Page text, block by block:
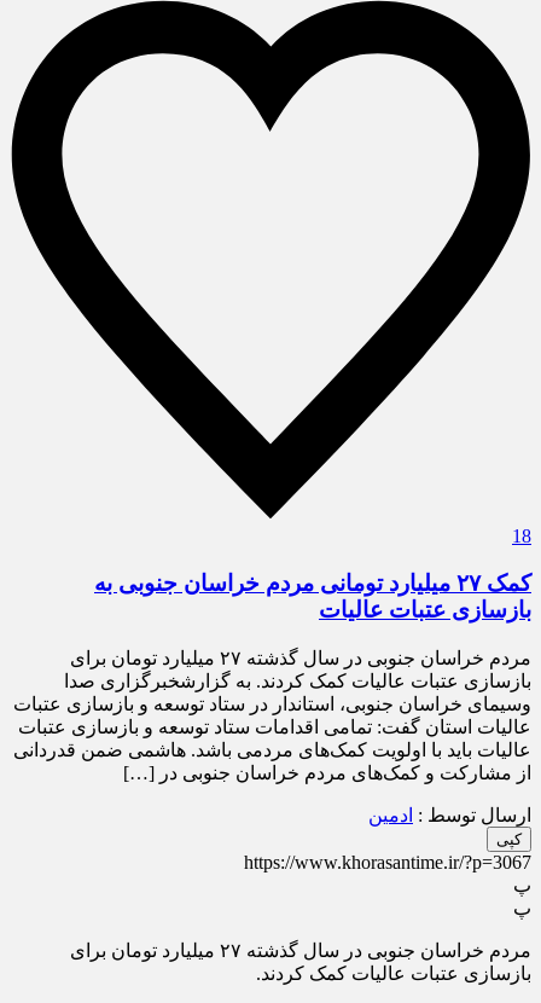
18
کمک ۲۷ میلیارد تومانی مردم خراسان جنوبی به
بازسازی عتبات عالیات
مردم خراسان جنوبی در سال گذشته ۲۷ میلیارد تومان برای
بازسازی عتبات عالیات کمک کردند. به گزارشخبرگزاری صدا
وسیمای خراسان جنوبی، استاندار در ستاد توسعه و بازسازی عتبات
عالیات استان گفت: تمامی اقدامات ستاد توسعه و بازسازی عتبات
عالیات باید با اولویت کمک‌های مردمی باشد. هاشمی ضمن قدردانی
از مشارکت و کمک‌های مردم خراسان جنوبی در […]
ارسال توسط : ادمین
کپی
https://www.khorasantime.ir/?p=3067
پ
پ
مردم خراسان جنوبی در سال گذشته ۲۷ میلیارد تومان برای
بازسازی عتبات عالیات کمک کردند.